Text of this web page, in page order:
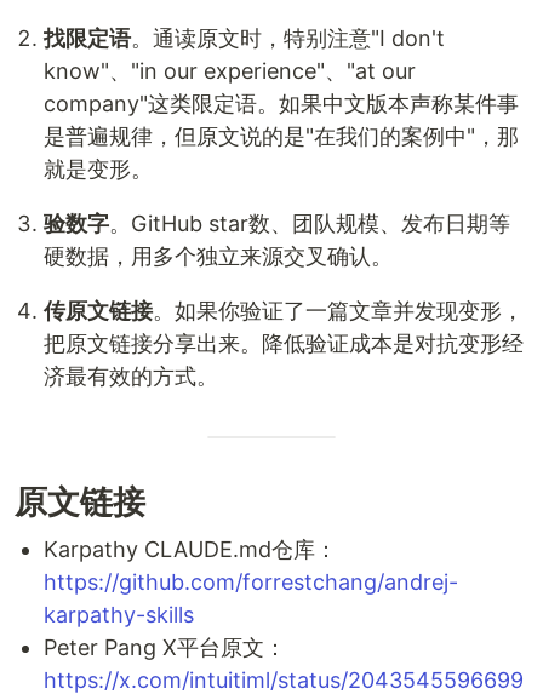
找限定语。通读原文时，特别注意"I don't
know"、"in our experience"、"at our
company"这类限定语。如果中文版本声称某件事
是普遍规律，但原文说的是"在我们的案例中"，那
就是变形。
验数字。GitHub star数、团队规模、发布日期等
硬数据，用多个独立来源交叉确认。
传原文链接。如果你验证了一篇文章并发现变形，
把原文链接分享出来。降低验证成本是对抗变形经
济最有效的方式。
原文链接
Karpathy CLAUDE.md仓库：
https://github.com/forrestchang/andrej-
karpathy-skills
Peter Pang X平台原文：
https://x.com/intuitiml/status/2043545596699